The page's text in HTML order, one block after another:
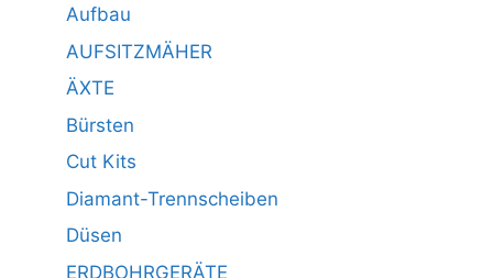
Aufbau
AUFSITZMÄHER
ÄXTE
Bürsten
Cut Kits
Diamant-Trennscheiben
Düsen
ERDBOHRGERÄTE